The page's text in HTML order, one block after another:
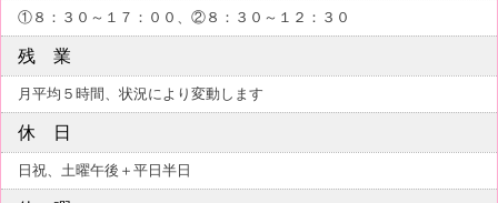
①８：３０～１７：００、②８：３０～１２：３０
残 業
月平均５時間、状況により変動します
休 日
日祝、土曜午後＋平日半日